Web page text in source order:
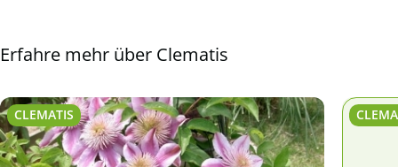
Erfahre mehr über Clematis
CLEMATIS